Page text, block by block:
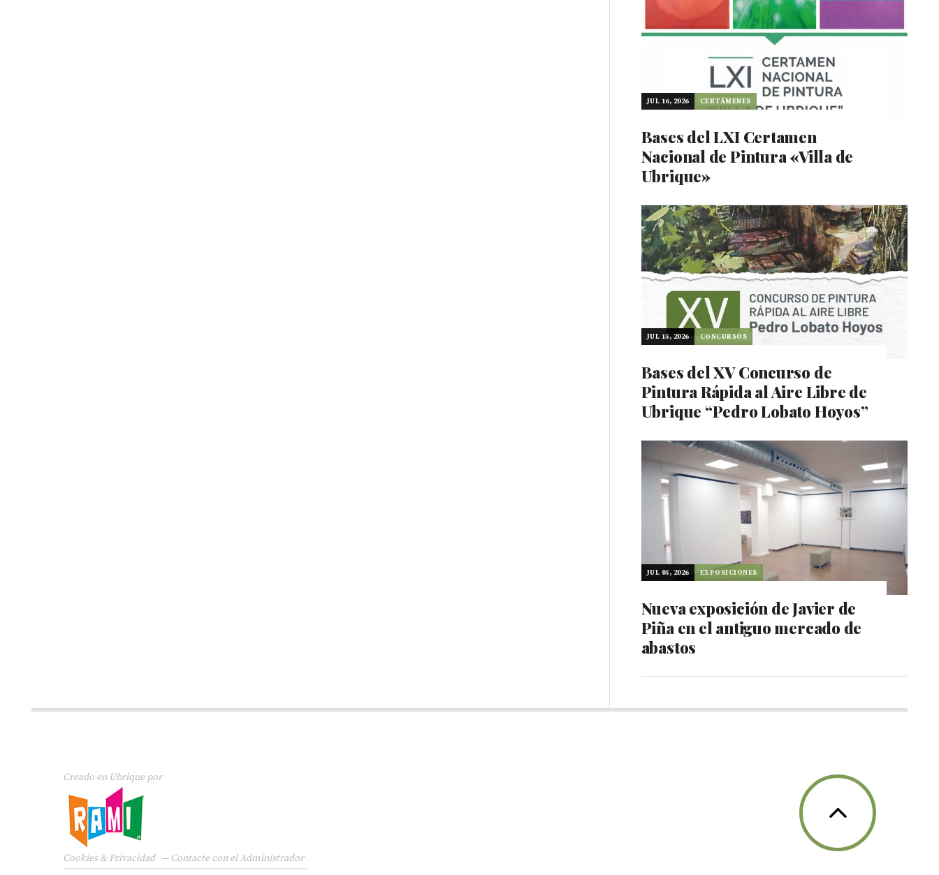
JUL 16, 2026 CERTÁMENES
Bases del LXI Certamen
Nacional de Pintura «Villa de
Ubrique»
JUL 15, 2026 CONCURSOS
Bases del XV Concurso de
Pintura Rápida al Aire Libre de
Ubrique “Pedro Lobato Hoyos”
JUL 05, 2026 EXPOSICIONES
Nueva exposición de Javier de
Piña en el antiguo mercado de
abastos
Creado en Ubrique por
Cookies & Privacidad — Contacte con el Administrador